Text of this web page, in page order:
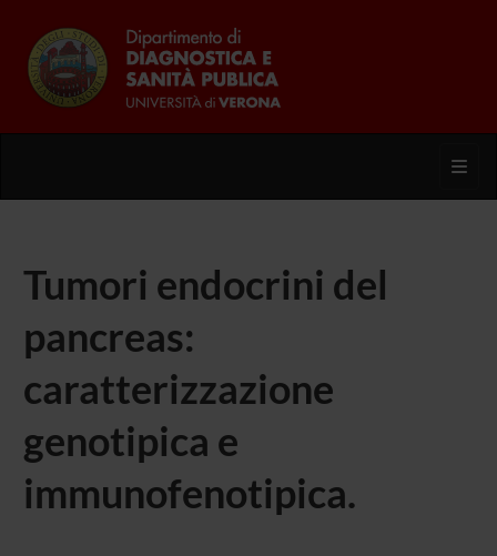
Tumori endocrini del
pancreas:
caratterizzazione
genotipica e
immunofenotipica.